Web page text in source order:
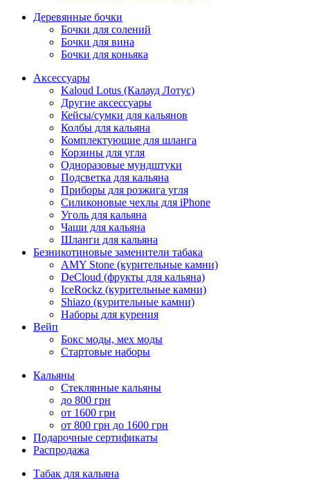
Деревянные бочки
Бочки для солений
Бочки для вина
Бочки для коньяка
Аксессуары
Kaloud Lotus (Калауд Лотус)
Другие аксессуары
Кейсы/сумки для кальянов
Колбы для кальяна
Комплектующие для шланга
Корзины для угля
Одноразовые мундштуки
Подсветка для кальяна
Приборы для розжига угля
Силиконовые чехлы для iPhone
Уголь для кальяна
Чаши для кальяна
Шланги для кальяна
Безникотиновые заменители табака
AMY Stone (курительные камни)
DeCloud (фрукты для кальяна)
IceRockz (курительные камни)
Shiazo (курительные камни)
Наборы для курения
Вейп
Бокс моды, мех моды
Стартовые наборы
Кальяны
Стеклянные кальяны
до 800 грн
от 1600 грн
от 800 грн до 1600 грн
Подарочные сертификаты
Распродажа
Табак для кальяна